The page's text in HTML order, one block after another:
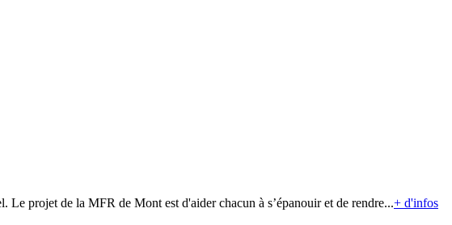
projet de la MFR de Mont est d'aider chacun à s’épanouir et de rendre...+ d'infos